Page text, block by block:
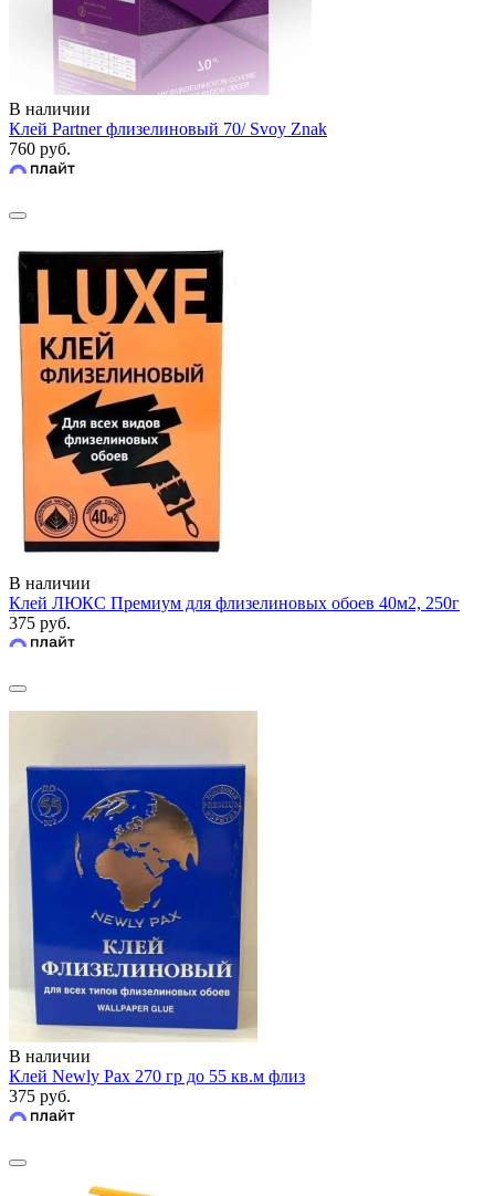
В наличии
Клей Partner флизелиновый 70/ Svoy Znak
760 руб.
В наличии
Клей ЛЮКС Премиум для флизелиновых обоев 40м2, 250г
375 руб.
В наличии
Клей Newly Pax 270 гр до 55 кв.м флиз
375 руб.